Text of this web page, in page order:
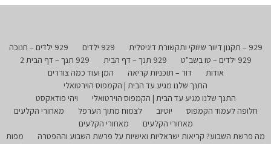
929 – תקנון דיוור שיווקי ותקשורת דיגיטלית 929 ילדים
929 ילדים – חנוכה
929 ילדים – טו בשב"ט
929 תנך – דף הבית
929 תנך – דף הבית 2
אודות
דור – תוכניות קריאה
המן ועוד כמה צוררים
התנך שלנו מגיע עד הבית | הקמפוס הוירטואלי
התנך שלנו מגיע עד הבית | הקמפוס הוירטואלי
ויהי פודאקסט
חלופה לעמוד הקמפוס
יוטיוב לצמוח מתוך הערפל
מאחורי הקלעים
מאחורי הקלעים
מאחורי הקלעים
מה פרשת השבוע? קריאות ישראליות ואישיות על פרשת השבוע וההפטרה
מפות